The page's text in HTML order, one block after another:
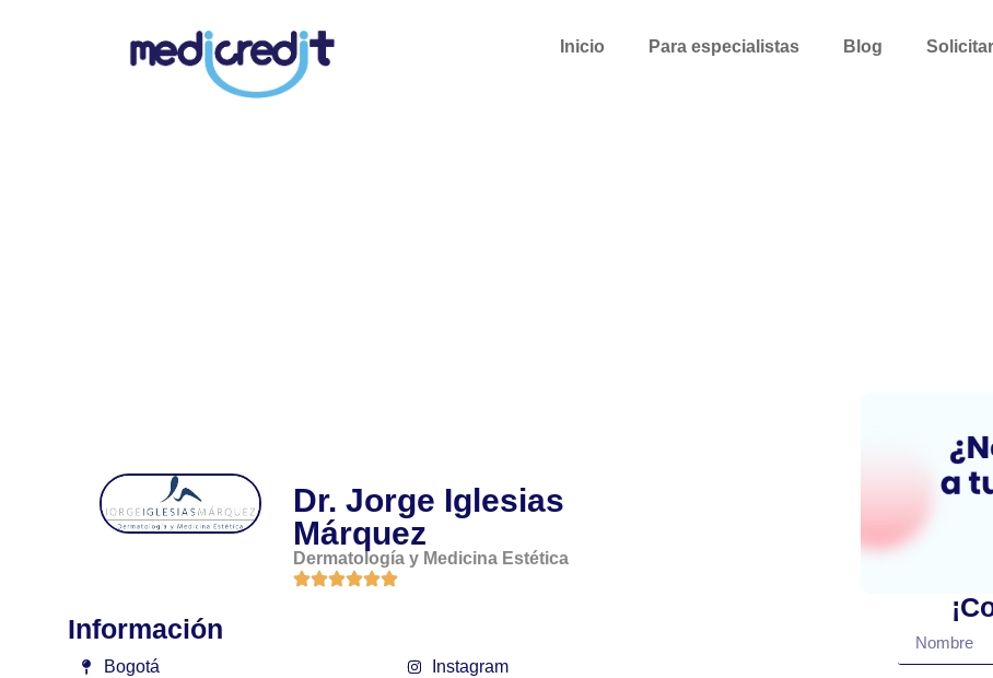
Inicio Para especialistas Blog
Dr. Jorge Iglesias
Márquez
Dermatología y Medicina Estética
Información
Bogotá Instagram